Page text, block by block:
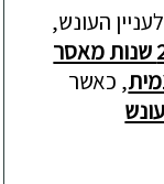
העונש,
20 שנות מאסר
, כאשר